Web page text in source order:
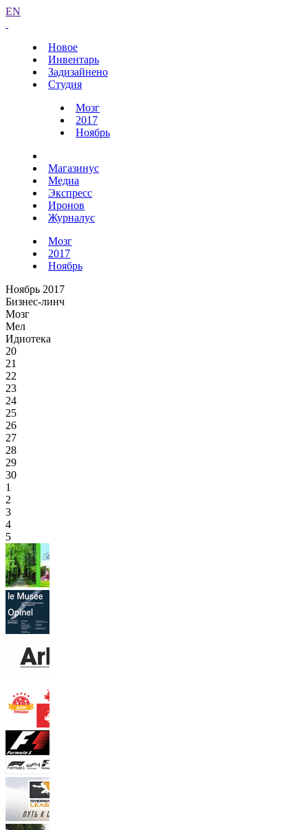
EN
Новое
Инвентарь
Задизайнено
Студия
Мозг
2017
Ноябрь
Магазинус
Медиа
Экспресс
Иронов
Журналус
Мозг
2017
Ноябрь
Ноябрь 2017
Бизнес-линч
Мозг
Мел
Идиотека
20
21
22
23
24
25
26
27
28
29
30
1
2
3
4
5